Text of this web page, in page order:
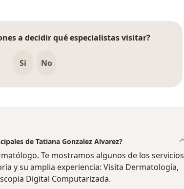
a decidir qué especialistas visitar?
Si No
de Tatiana Gonzalez Alvarez?
Te mostramos algunos de los servicios
y su amplia experiencia: Visita Dermatología,
Digital Computarizada.